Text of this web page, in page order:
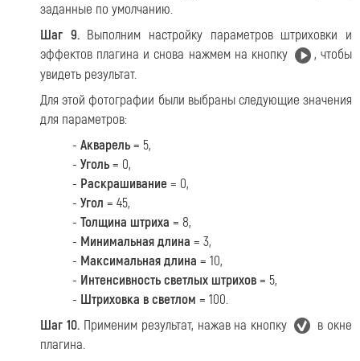
заданные по умолчанию.
Шаг 9.Выполним настройку параметров штриховки и
эффектов плагина и снова нажмем на кнопку
, чтобы
увидеть результат.
Для этой фотографии были выбраны следующие значения
для параметров:
- Акварель= 5,
- Уголь= 0,
- Раскрашивание= 0,
- Угол = 45,
- Толщина штриха = 8,
- Минимальная длина = 3,
- Максимальная длина = 10,
- Интенсивность светлых штрихов= 5,
- Штриховка в светлом = 100.
Шаг 10.Применим результат, нажав на кнопку
в окне
плагина.